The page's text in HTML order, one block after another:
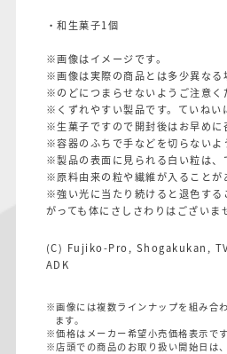
・和生菓子1個
※画像はイメージです。
※画像は実際の商品とは多少異なる
※のどにつまらせないようご注意く
※くずれやすい製品です。ていねい
※生菓子ですので開封後はお早めに
※容器のふちで手などを切らないよ
※製品の表面に見られる白い粒は、
※原料由来の粒や繊維が入ることが
※強い光に当たり続けると退色する
がっても体にさしさわりはございま
(C) Fujiko-Pro, Shogakukan,
ADK
※画像には複数ラインナップを組み合
ます。
※価格はメーカー希望小売価格表示です
※店頭での商品のお取り扱い開始日は